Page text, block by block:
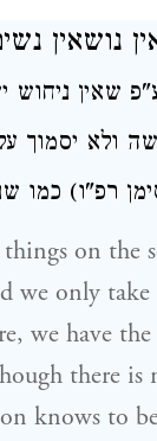
נושאין
שאין ניחוש
ולא יסמוך
רפ"ו) כמו
on the
we only
we have
there
knows to